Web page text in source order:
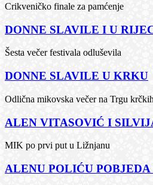
Crikveničko finale za pamćenje
DONNE SLAVILE I U
Šesta večer festivala odluševila
DONNE SLAVILE U KRKU
Odlična mikovska večer na Trgu
ALEN VITASOVIĆ I
MIK po prvi put u Ližnjanu
ALENU POLIĆU